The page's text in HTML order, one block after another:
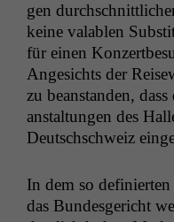
gen
keine val­ablen
für einen
Angesichts der
zu bean­standen,
anstal­tun­gen des
Deutschschweiz
In dem so
das Bun­des­gericht